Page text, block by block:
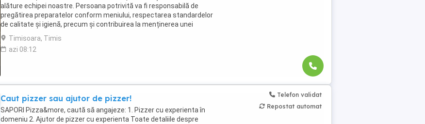
alăture echipei noastre. Persoana potrivită va fi responsabilă de
pregătirea preparatelor conform meniului, respectarea standardelor
de calitate și igienă, precum și contribuirea la menținerea unei
atmosfere de lucru plăcute în bucătărie. Responsabilități: Pregătirea ...
Timisoara, Timis
azi 08:12
Caut pizzer sau ajutor de pizzer!
SAPORI Pizza&more, caută să angajeze: 1. Pizzer cu experienta în
domeniu 2. Ajutor de pizzer cu experienta Toate detaliile despre
Telefon validat
Repostat automat